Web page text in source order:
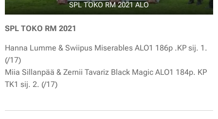
SPL TOKO RM 2021 ALO
SPL TOKO RM 2021
Hanna Lumme & Swiipus Miserables ALO1 186p .KP sij. 1.
(/17)
Miia Sillanpää & Zernii Tavariz Black Magic ALO1 184p. KP
TK1 sij. 2. (/17)